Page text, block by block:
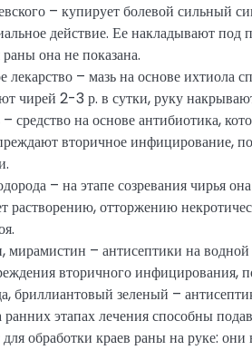
– купирует болевой сильный
действие. Ее накладывают под
она не показана.
лекарство – мазь на основе ихтиола
чирей 2-3 р. в сутки, руку
средство на основе антибиотика,
вторичное инфицирование,
– на этапе созревания чирья
растворению, отторжению
мирамистин – антисептики на
вторичного инфицирования,
бриллиантовый зеленый –
этапах лечения способны
обработки краев раны на руке: